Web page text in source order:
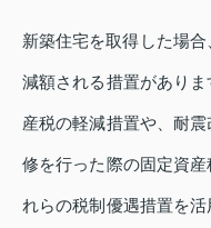
新築住宅を取得した場
減額される措置があり
産税の軽減措置や、耐
修を行った際の固定資
れらの税制優遇措置を